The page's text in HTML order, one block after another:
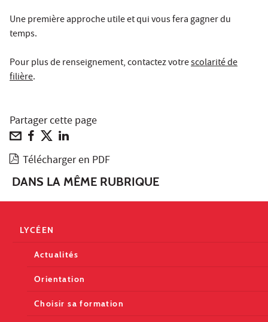
Une première approche utile et qui vous fera gagner du
temps.
Pour plus de renseignement, contactez votrescolarité de
filière.
Partager cette page
Télécharger en PDF
DANS LA MÊME RUBRIQUE
LYCÉEN
Actualités
Orientation
Choisir sa formation